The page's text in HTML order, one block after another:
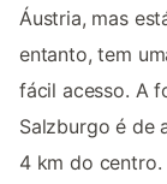
Áustria, mas
entanto, tem
fácil acesso. A
Salzburgo é de
4 km do centro.